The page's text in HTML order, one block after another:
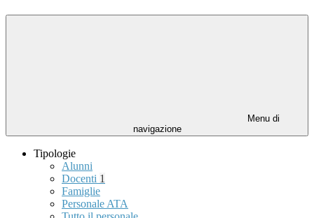
Menu di
navigazione
Tipologie
Alunni
Docenti 1
Famiglie
Personale ATA